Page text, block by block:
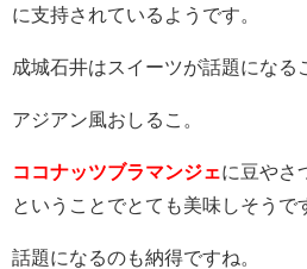
に支持されているようです。
成城石井はスイーツが話題になる
アジアン風おしるこ。
ココナッツブラマンジェに豆やさ
ということでとても美味しそうで
話題になるのも納得ですね。